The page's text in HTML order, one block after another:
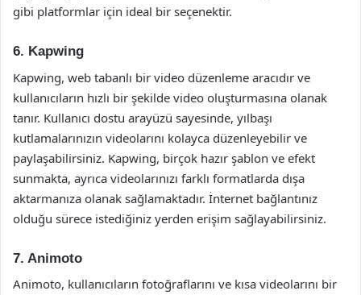
gibi platformlar için ideal bir seçenektir.
6. Kapwing
Kapwing, web tabanlı bir video düzenleme aracıdır ve
kullanıcıların hızlı bir şekilde video oluşturmasına olanak
tanır. Kullanıcı dostu arayüzü sayesinde, yılbaşı
kutlamalarınızın videolarını kolayca düzenleyebilir ve
paylaşabilirsiniz. Kapwing, birçok hazır şablon ve efekt
sunmakta, ayrıca videolarınızı farklı formatlarda dışa
aktarmanıza olanak sağlamaktadır. İnternet bağlantınız
olduğu sürece istediğiniz yerden erişim sağlayabilirsiniz.
7. Animoto
Animoto, kullanıcıların fotoğraflarını ve kısa videolarını bir